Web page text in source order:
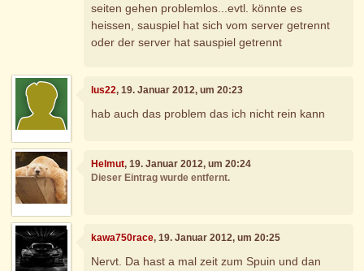
seiten gehen problemlos...evtl. könnte es
heissen, sauspiel hat sich vom server getrennt
oder der server hat sauspiel getrennt
lus22, 19. Januar 2012, um 20:23
hab auch das problem das ich nicht rein kann
Helmut, 19. Januar 2012, um 20:24
Dieser Eintrag wurde entfernt.
kawa750race, 19. Januar 2012, um 20:25
Nervt. Da hast a mal zeit zum Spuin und dan